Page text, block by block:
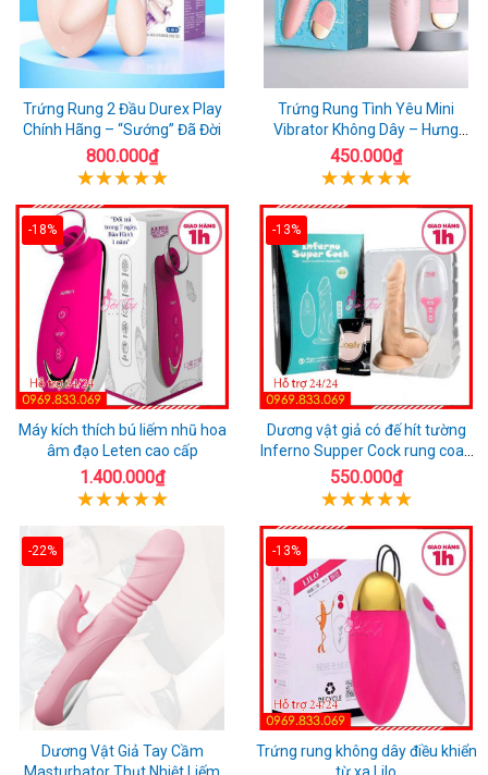
Trứng Rung 2 Đầu Durex Play
Chính Hãng – “Sướng” Đã Đời
800.000₫
Trứng Rung Tình Yêu Mini
Vibrator Không Dây – Hưng
Phấn Mọi Nơi
450.000₫
-18%
Máy kích thích bú liếm nhũ hoa
âm đạo Leten cao cấp
1.400.000₫
-13%
Dương vật giả có đế hít tường
Inferno Supper Cock rung coay
7 chế độ
550.000₫
-22%
Dương Vật Giả Tay Cầm
Masturbator Thụt Nhiệt Liếm
-13%
Trứng rung không dây điều khiển
từ xa Lilo